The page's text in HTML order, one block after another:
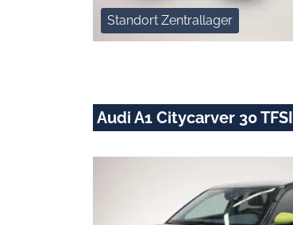
Standort Zentrallager
Audi A1 Citycarver 30 TFSI